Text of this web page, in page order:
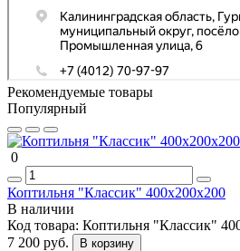
Рекомендуемые товары
Популярный
0
Коптильня "Классик" 400х200х200
В наличии
Код товара: Коптильня "Классик"
7 200 руб.
В корзину